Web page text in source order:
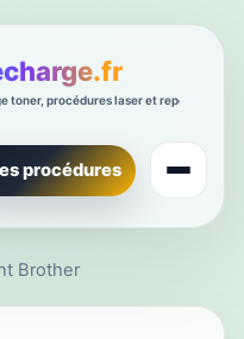
procédures
Brother